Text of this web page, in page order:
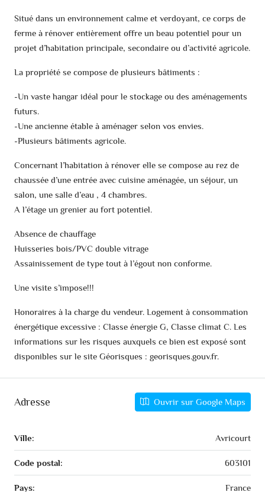
Situé dans un environnement calme et verdoyant, ce corps de
ferme à rénover entièrement offre un beau potentiel pour un
projet d’habitation principale, secondaire ou d’activité agricole.
La propriété se compose de plusieurs bâtiments :
-Un vaste hangar idéal pour le stockage ou des aménagements
futurs.
-Une ancienne étable à aménager selon vos envies.
-Plusieurs bâtiments agricole.
Concernant l’habitation à rénover elle se compose au rez de
chaussée d’une entrée avec cuisine aménagée, un séjour, un
salon, une salle d’eau , 4 chambres.
A l’étage un grenier au fort potentiel.
Absence de chauffage
Huisseries bois/PVC double vitrage
Assainissement de type tout à l’égout non conforme.
Une visite s’impose!!!
Honoraires à la charge du vendeur. Logement à consommation
énergétique excessive : Classe énergie G, Classe climat C. Les
informations sur les risques auxquels ce bien est exposé sont
disponibles sur le site Géorisques : georisques.gouv.fr.
Adresse Ouvrir sur Google Maps
Ville: Avricourt
Code postal: 603101
Pays: France